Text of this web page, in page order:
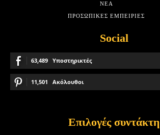
ΝΈΑ
ΠΡΟΣΩΠΙΚΈΣ ΕΜΠΕΙΡΊΕΣ
Social
63,489 Υποστηρικτές
11,501 Ακόλουθοι
Επιλογές συντάκτη